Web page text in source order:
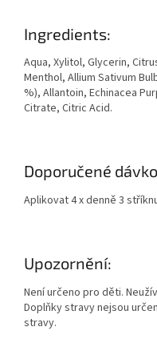
Ingredients:
Aqua, Xylitol, Glycerin,
Menthol, Allium Sativum
%), Allantoin, Echinacea
Citrate, Citric Acid.
Doporučené
Aplikovat 4 x denně 3
Upozornění:
Není určeno pro děti.
Doplňky stravy nejsou
stravy.